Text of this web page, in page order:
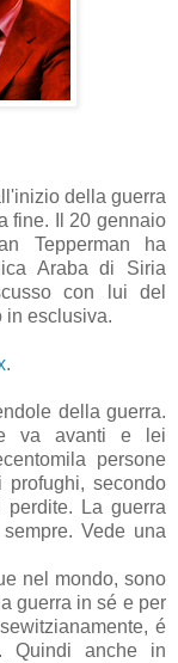
della guerra
fine. Il 20 gennaio
Tepperman ha
Araba di Siria
con lui del
in esclusiva.
.
della guerra.
va avanti e lei
persone
secondo
perdite. La guerra
Vede una
nel mondo, sono
guerra in sé e per
é
Quindi anche in